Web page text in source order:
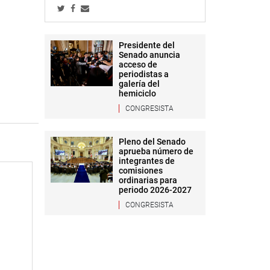
Presidente del
Senado anuncia
acceso de
periodistas a
galería del
hemiciclo
CONGRESISTA
Pleno del Senado
aprueba número de
integrantes de
comisiones
ordinarias para
periodo 2026-2027
CONGRESISTA